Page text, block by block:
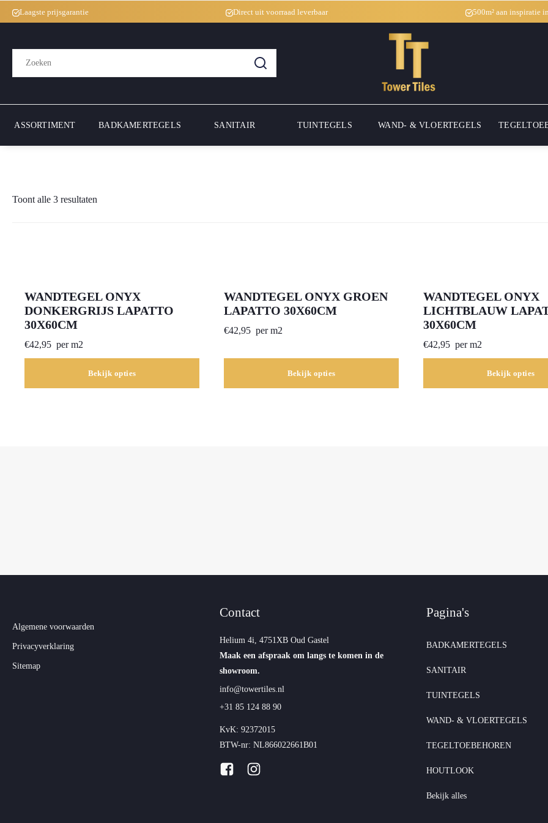
Laagste prijsgarantie Direct uit voorraad leverbaar 500m² aan inspiratie
Zoeken
ASSORTIMENT BADKAMERTEGELS SANITAIR TUINTEGELS WAND- & VLOERTEGELS
Toont alle 3 resultaten
WANDTEGEL ONYX
DONKERGRIJS LAPATTO
30X60CM
€42,95 per m2
Bekijk opties
WANDTEGEL ONYX GROEN
LAPATTO 30X60CM
€42,95 per m2
Bekijk opties
WANDTEGEL ONYX
LICHTBLAUW
30X60CM
€42,95 per m2
Bekijk opties
Algemene voorwaarden
Privacyverklaring
Sitemap
Contact
Helium 4i, 4751XB Oud Gastel
Maak een afspraak om langs te komen in de
showroom.
info@towertiles.nl
+31 85 124 88 90
KvK: 92372015
BTW-nr: NL866022661B01
Pagina's
BADKAMERTEGELS
SANITAIR
TUINTEGELS
WAND- & VLOERTEGELS
TEGELTOEBEHOREN
HOUTLOOK
Bekijk alles